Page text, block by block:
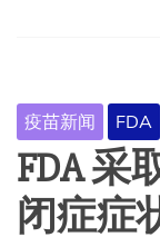
疫苗新闻 FDA
FDA 采
闭症症